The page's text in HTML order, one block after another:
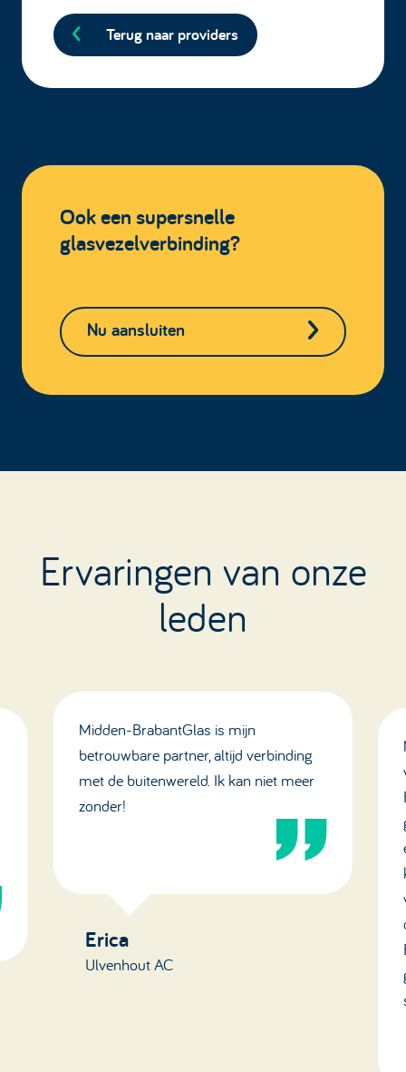
Terug naar providers
Ook een supersnelle
glasvezelverbinding?
Nu aansluiten
Ervaringen van onze
leden
Midden-BrabantGlas is mijn
betrouwbare partner, altijd verbinding
met de buitenwereld. Ik kan niet meer
zonder!
Erica
Ulvenhout AC